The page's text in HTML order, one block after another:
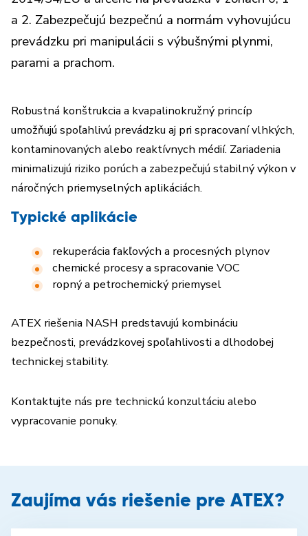
a 2. Zabezpečujú bezpečnú a normám vyhovujúcu
prevádzku pri manipulácii s výbušnými plynmi,
parami a prachom.
Robustná konštrukcia a kvapalinokružný princíp
umožňujú spoľahlivú prevádzku aj pri spracovaní vlhkých,
kontaminovaných alebo reaktívnych médií. Zariadenia
minimalizujú riziko porúch a zabezpečujú stabilný výkon v
náročných priemyselných aplikáciách.
Typické aplikácie
rekuperácia fakľových a procesných plynov
chemické procesy a spracovanie VOC
ropný a petrochemický priemysel
ATEX riešenia NASH predstavujú kombináciu
bezpečnosti, prevádzkovej spoľahlivosti a dlhodobej
technickej stability.
Kontaktujte nás pre technickú konzultáciu alebo
vypracovanie ponuky.
Zaujíma vás riešenie pre ATEX?